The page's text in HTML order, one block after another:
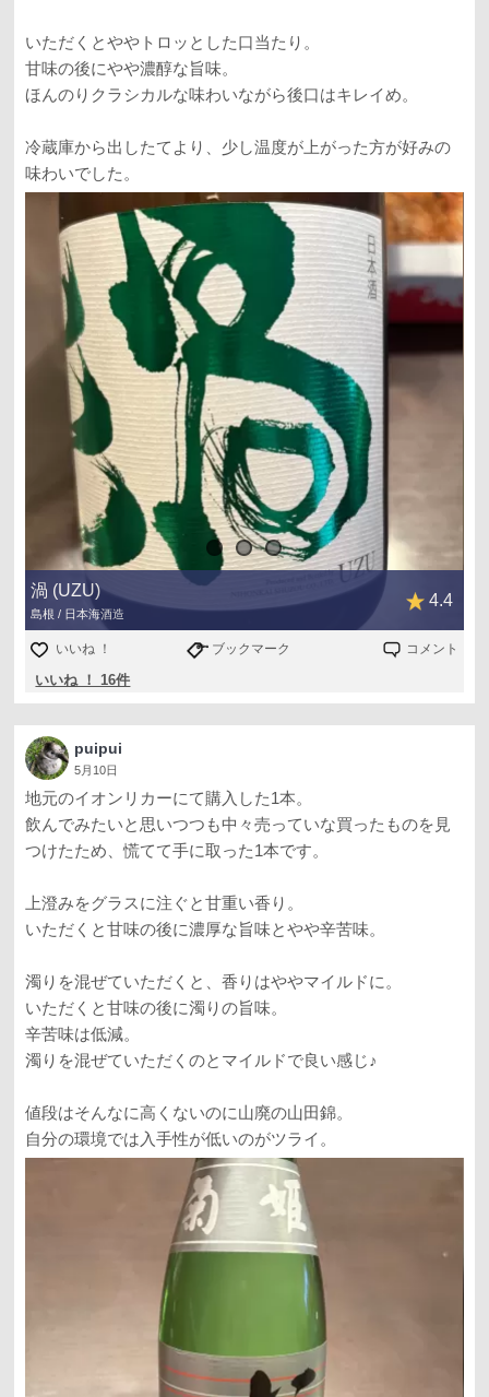
いただくとややトロッとした口当たり。
甘味の後にやや濃醇な旨味。
ほんのりクラシカルな味わいながら後口はキレイめ。
冷蔵庫から出したてより、少し温度が上がった方が好みの
味わいでした。
渦 (UZU)
島根 / 日本海酒造
4.4
いいね ！ ブックマーク コメント
いいね ！ 16件
puipui
5月10日
地元のイオンリカーにて購入した1本。
飲んでみたいと思いつつも中々売っていな買ったものを見
つけたため、慌てて手に取った1本です。
上澄みをグラスに注ぐと甘重い香り。
いただくと甘味の後に濃厚な旨味とやや辛苦味。
濁りを混ぜていただくと、香りはややマイルドに。
いただくと甘味の後に濁りの旨味。
辛苦味は低減。
濁りを混ぜていただくのとマイルドで良い感じ♪
値段はそんなに高くないのに山廃の山田錦。
自分の環境では入手性が低いのがツライ。